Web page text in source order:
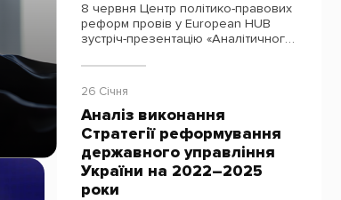
8 червня Центр політико-правових
реформ провів у European HUB
зустріч-презентацію «Аналітичного
належного врядування в Україні»
та ініціативи «Клуб належного
врядування». Модерував захід Ігор
Коліушко, Голова правління ЦППР.
[…]
26 Січня
Аналіз виконання
Стратегії реформування
державного управління
України на 2022–2025
роки